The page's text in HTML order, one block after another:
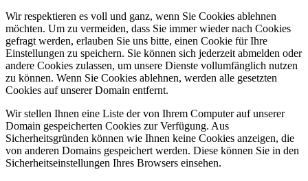
Wir respektieren es voll und ganz, wenn Sie Cookies ablehnen
möchten. Um zu vermeiden, dass Sie immer wieder nach Cookies
gefragt werden, erlauben Sie uns bitte, einen Cookie für Ihre
Einstellungen zu speichern. Sie können sich jederzeit abmelden oder
andere Cookies zulassen, um unsere Dienste vollumfänglich nutzen
zu können. Wenn Sie Cookies ablehnen, werden alle gesetzten
Cookies auf unserer Domain entfernt.
Wir stellen Ihnen eine Liste der von Ihrem Computer auf unserer
Domain gespeicherten Cookies zur Verfügung. Aus
Sicherheitsgründen können wie Ihnen keine Cookies anzeigen, die
von anderen Domains gespeichert werden. Diese können Sie in den
Sicherheitseinstellungen Ihres Browsers einsehen.